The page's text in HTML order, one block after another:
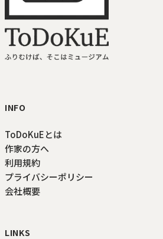
INFO
ToDoKuEとは
作家の方へ
利用規約
プライバシーポリシー
会社概要
LINKS